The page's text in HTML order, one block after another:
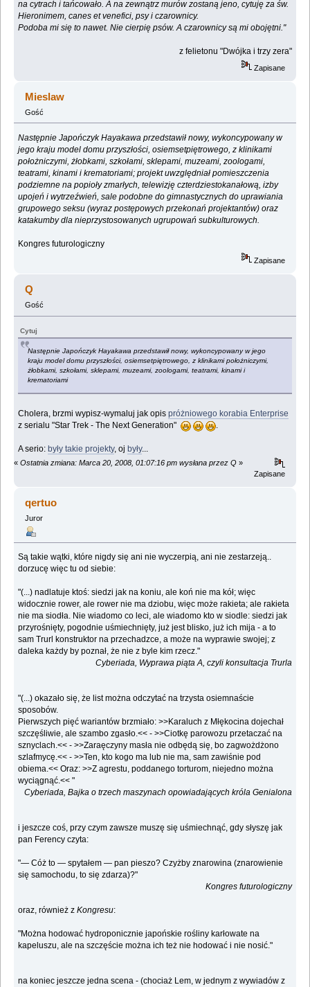
na cytrach i tańcowało. A na zewnątrz murów zostaną jeno, cytuję za św.
Hieronimem, canes et venefici, psy i czarownicy.
Podoba mi się to nawet. Nie cierpię psów. A czarownicy są mi obojętni."
z felietonu "Dwójka i trzy zera"
Zapisane
Mieslaw
Gość
Następnie Japończyk Hayakawa przedstawił nowy, wykoncypowany w
jego kraju model domu przyszłości, osiemsetpiętrowego, z klinikami
położniczymi, żłobkami, szkołami, sklepami, muzeami, zoologami,
teatrami, kinami i krematoriami; projekt uwzględniał pomieszczenia
podziemne na popioły zmarłych, telewizję czterdziestokanałową, izby
upojeń i wytrzeźwień, sale podobne do gimnastycznych do uprawiania
grupowego seksu (wyraz postępowych przekonań projektantów) oraz
katakumby dla nieprzystosowanych ugrupowań subkulturowych.
Kongres futurologiczny
Zapisane
Q
Gość
Cytuj
Następnie Japończyk Hayakawa przedstawił nowy, wykoncypowany w jego
kraju model domu przyszłości, osiemsetpiętrowego, z klinikami położniczymi,
żłobkami, szkołami, sklepami, muzeami, zoologami, teatrami, kinami i
krematoriami
Cholera, brzmi wypisz-wymaluj jak opispróżniowego korabia Enterprise
z serialu "Star Trek - The Next Generation"
.
A serio: były takie projekty, oj były...
« Ostatnia zmiana: Marca 20, 2008, 01:07:16 pm wysłana przez Q »
Zapisane
qertuo
Juror
Są takie wątki, które nigdy się ani nie wyczerpią, ani nie zestarzeją..
dorzucę więc tu od siebie:
"(...) nadlatuje ktoś: siedzi jak na koniu, ale koń nie ma kół; więc
widocznie rower, ale rower nie ma dziobu, więc może rakieta; ale rakieta
nie ma siodła. Nie wiadomo co leci, ale wiadomo kto w siodle: siedzi jak
przyrośnięty, pogodnie uśmiechnięty, już jest blisko, już ich mija - a to
sam Trurl konstruktor na przechadzce, a może na wyprawie swojej; z
daleka każdy by poznał, że nie z byle kim rzecz."
Cyberiada, Wyprawa piąta A, czyli konsultacja Trurla
"(...) okazało się, że list można odczytać na trzysta osiemnaście
sposobów.
Pierwszych pięć wariantów brzmiało: >>Karaluch z Młękocina dojechał
szczęśliwie, ale szambo zgasło.<< - >>Ciotkę parowozu przetaczać na
sznyclach.<< - >>Zaraęczyny masła nie odbędą się, bo zagwożdżono
szlafmycę.<< - >>Ten, kto kogo ma lub nie ma, sam zawiśnie pod
obiema.<< Oraz: >>Z agrestu, poddanego torturom, niejedno można
wyciągnąć.<< "
Cyberiada, Bajka o trzech maszynach opowiadających króla Genialona
i jeszcze coś, przy czym zawsze muszę się uśmiechnąć, gdy słyszę jak
pan Ferency czyta:
"— Cóż to — spytałem — pan pieszo? Czyżby znarowina (znarowienie
się samochodu, to się zdarza)?"
Kongres futurologiczny
oraz, również zKongresu:
"Można hodować hydroponicznie japońskie rośliny karłowate na
kapeluszu, ale na szczęście można ich też nie hodować i nie nosić."
na koniec jeszcze jedna scena - (chociaż Lem, w jednym z wywiadów z